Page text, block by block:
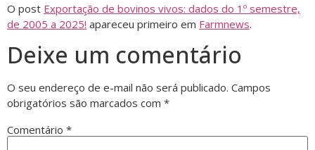
O post Exportação de bovinos vivos: dados do 1º semestre,
de 2005 a 2025! apareceu primeiro em Farmnews.
Deixe um comentário
O seu endereço de e-mail não será publicado. Campos
obrigatórios são marcados com *
Comentário *